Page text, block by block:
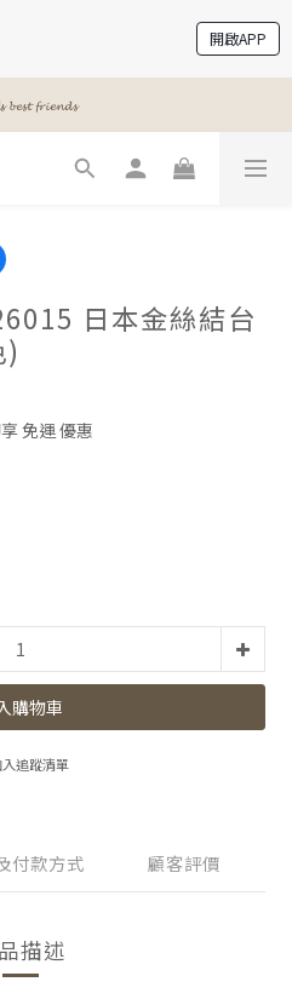
開啟APP
𝓫𝓮𝓼𝓽 𝓯𝓻𝓲𝓮𝓷𝓭𝓼
𝓫𝓮𝓼𝓽 𝓯𝓻𝓲𝓮𝓷𝓭𝓼
日本金絲結台
免運 優惠
購物車
追蹤清單
付款方式 顧客評價
描述